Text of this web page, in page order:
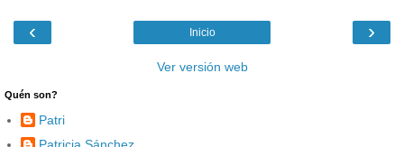
‹ ›
Inicio
Ver versión web
Quén son?
Patri